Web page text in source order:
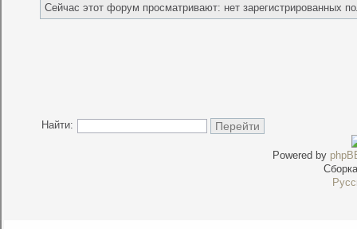
Сейчас этот форум просматривают: нет зарегистрированных
Найти:
Powered by